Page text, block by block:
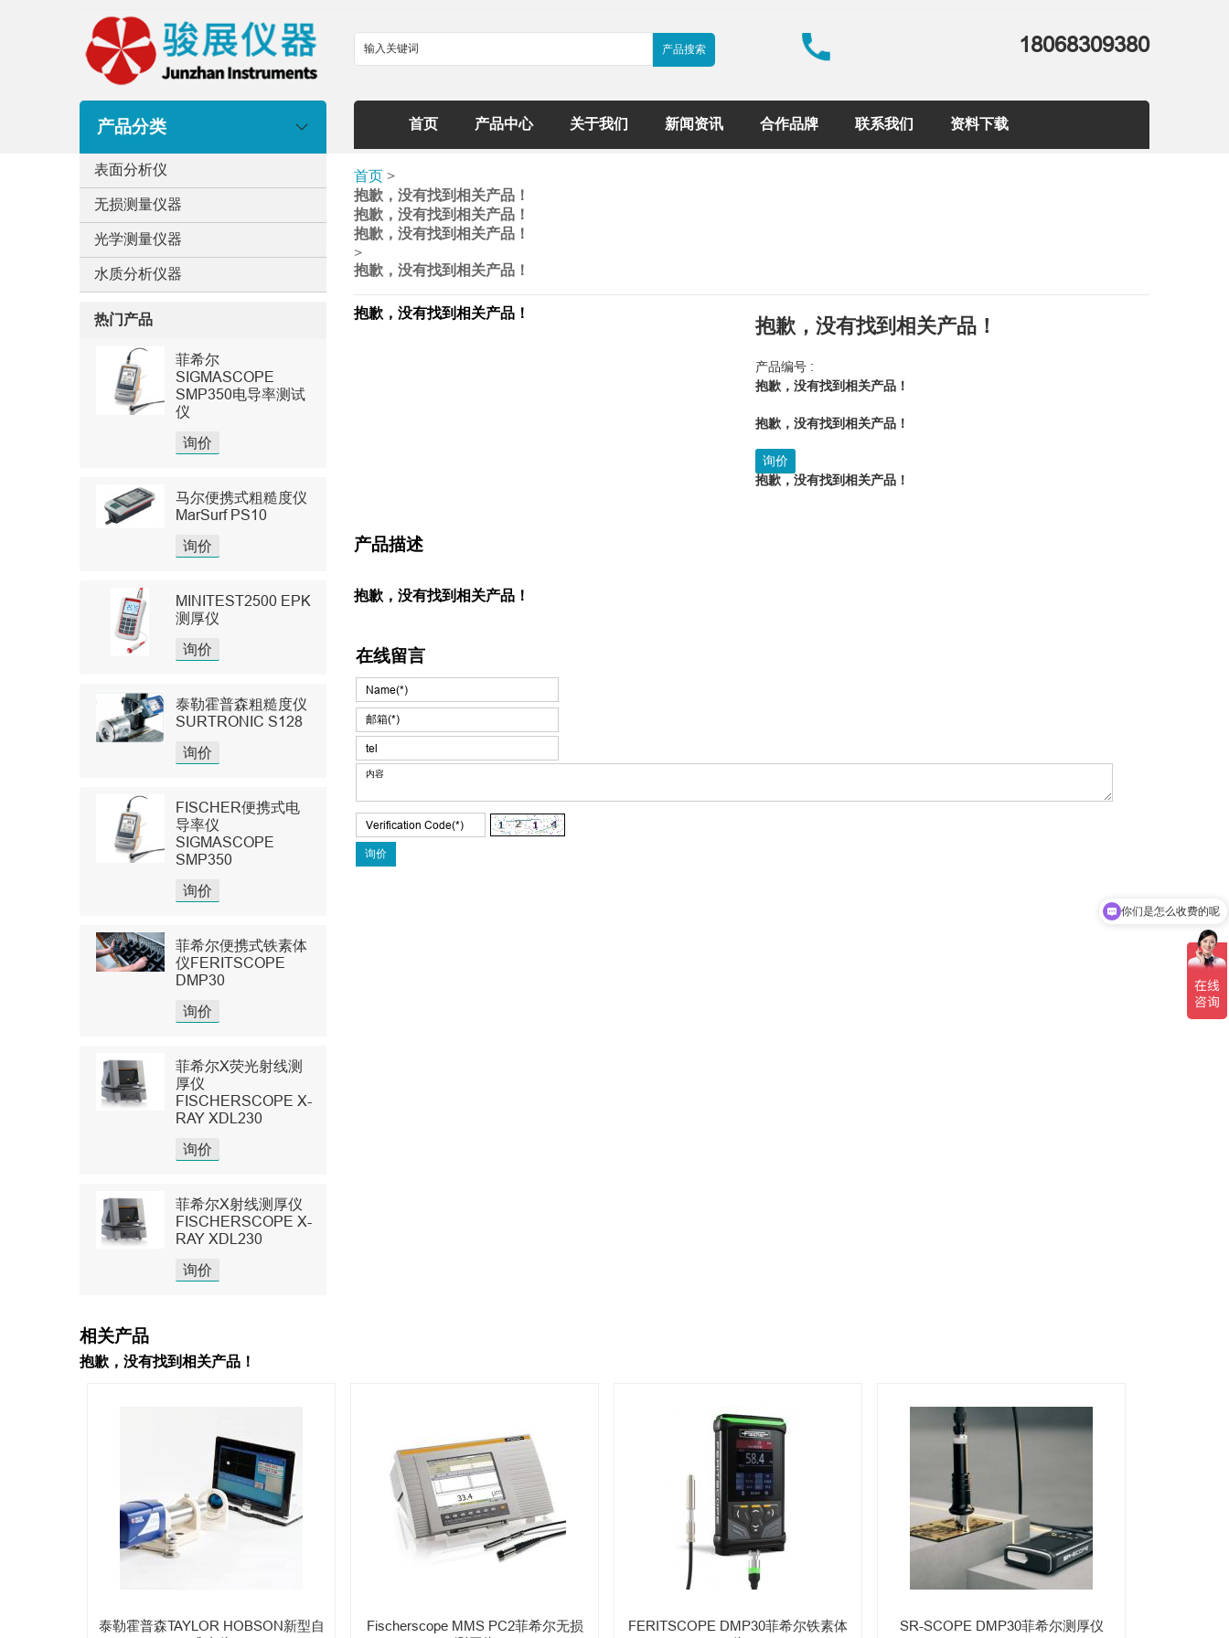
18068309380
产品分类 首页 产品中心 关于我们 新闻资讯 合作品牌 联系我们 资料下载
表面分析仪
无损测量仪器
光学测量仪器
水质分析仪器
热门产品
菲希尔
SIGMASCOPE
SMP350电导率测试
仪
询价
马尔便携式粗糙度仪
MarSurf PS10
询价
MINITEST2500 EPK
测厚仪
询价
泰勒霍普森粗糙度仪
SURTRONIC S128
询价
FISCHER便携式电
导率仪
SIGMASCOPE
SMP350
询价
菲希尔便携式铁素体
仪FERITSCOPE
DMP30
询价
菲希尔X荧光射线测
厚仪
FISCHERSCOPE X-
RAY XDL230
询价
菲希尔X射线测厚仪
FISCHERSCOPE X-
RAY XDL230
询价
首页 >
抱歉，没有找到相关产品！
抱歉，没有找到相关产品！
抱歉，没有找到相关产品！
>
抱歉，没有找到相关产品！
抱歉，没有找到相关产品！
抱歉，没有找到相关产品！
产品编号 :
抱歉，没有找到相关产品！
抱歉，没有找到相关产品！
询价
抱歉，没有找到相关产品！
产品描述
抱歉，没有找到相关产品！
在线留言
相关产品
抱歉，没有找到相关产品！
泰勒霍普森TAYLOR HOBSON新型自
Fischerscope MMS PC2菲希尔无损
FERITSCOPE DMP30菲希尔铁素体
SR-SCOPE DMP30菲希尔测厚仪
你们是怎么收费的呢
现在有优惠活动吗